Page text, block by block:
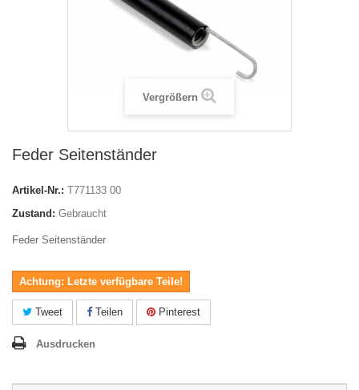
Vergrößern
Feder Seitenständer
Artikel-Nr.: T771133 00
Zustand: Gebraucht
Feder Seitenständer
Achtung: Letzte verfügbare Teile!
Tweet Teilen Pinterest
Ausdrucken